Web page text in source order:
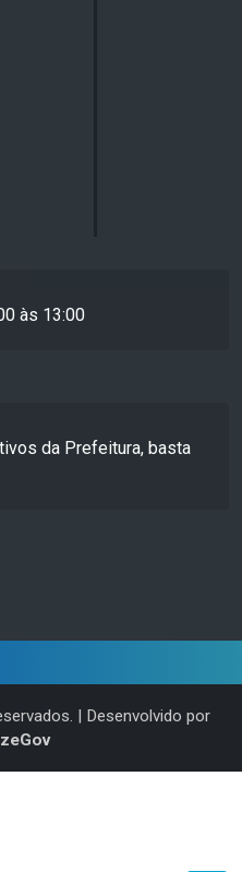
às 13:00
da Prefeitura, basta
| Desenvolvido por